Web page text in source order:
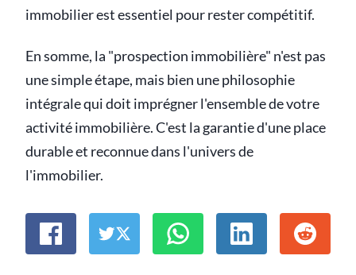
immobilier est essentiel pour rester compétitif.
En somme, la "prospection immobilière" n'est pas
une simple étape, mais bien une philosophie
intégrale qui doit imprégner l'ensemble de votre
activité immobilière. C'est la garantie d'une place
durable et reconnue dans l'univers de
l'immobilier.